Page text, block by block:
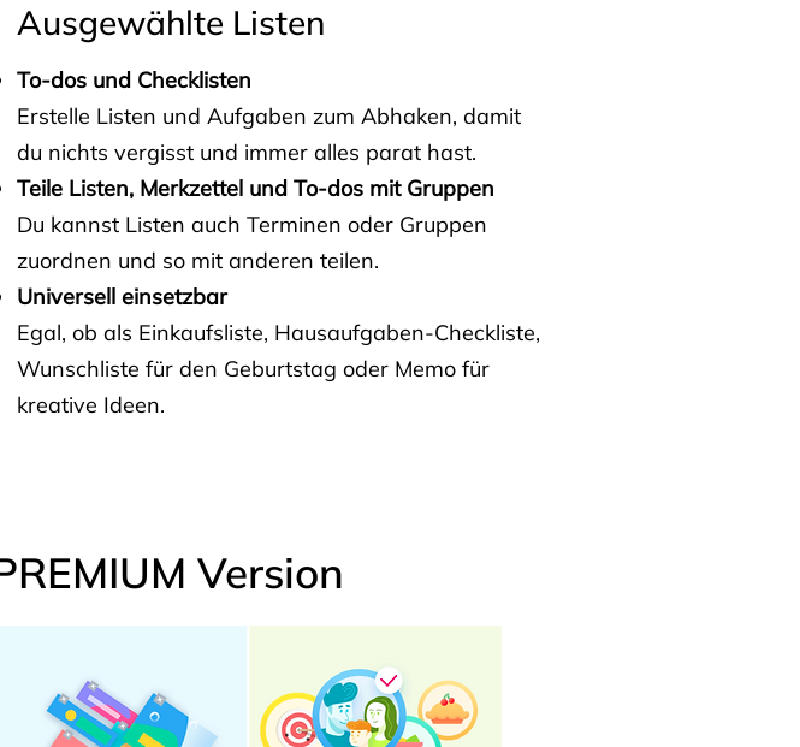
Ausgewählte Listen
To-dos und Checklisten
Erstelle Listen und Aufgaben zum Abhaken, damit
du nichts vergisst und immer alles parat hast.
Teile Listen, Merkzettel und To-dos mit Gruppen
Du kannst Listen auch Terminen oder Gruppen
zuordnen und so mit anderen teilen.
Universell einsetzbar
Egal, ob als Einkaufsliste, Hausaufgaben-Checkliste,
Wunschliste für den Geburtstag oder Memo für
kreative Ideen.
Version